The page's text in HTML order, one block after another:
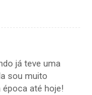
já teve uma
sou muito
época até hoje!